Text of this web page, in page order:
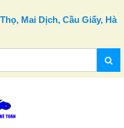
Mai Dịch, Cầu Giấy, Hà